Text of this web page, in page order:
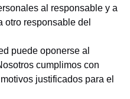
al responsable y a
otro responsable del
puede oponerse al
cumplimos con
justificados para el